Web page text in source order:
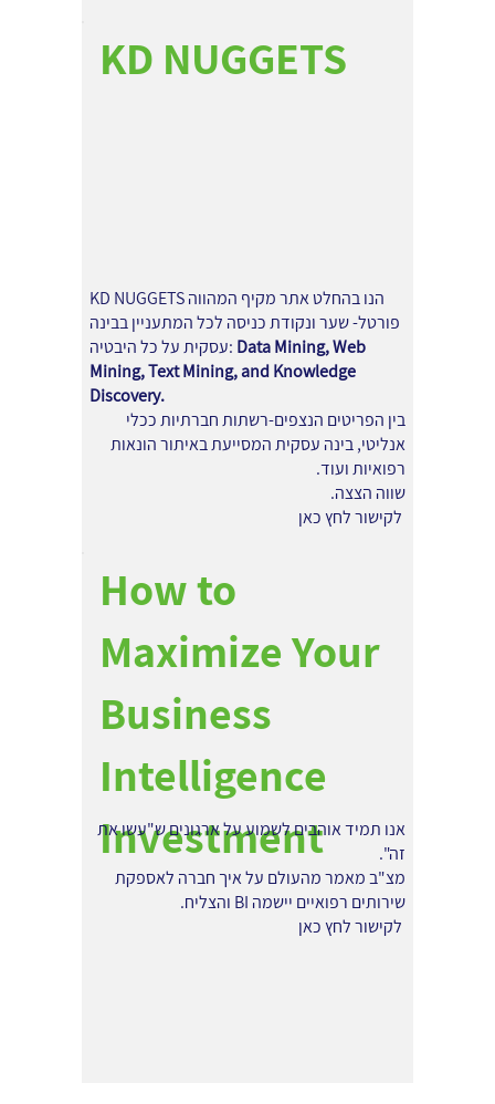
KD NUGGETS
KD NUGGETS הנו בהחלט אתר מקיף המהווה
פורטל- שער ונקודת כניסה לכל המתעניין בבינה
עסקית על כל היבטיה: Data Mining, Web
Mining, Text Mining, and Knowledge
Discovery.
בין הפריטים הנצפים-רשתות חברתיות ככלי
אנליטי, בינה עסקית המסייעת באיתור הונאות
רפואיות ועוד.
שווה הצצה.
לקישור לחץ כאן
How to
Maximize Your
Business
Intelligence
Investment
אנו תמיד אוהבים לשמוע על ארגונים ש"עשו את
זה".
מצ"ב מאמר מהעולם על איך חברה לאספקת
שירותים רפואיים יישמה BI והצליח.
לקישור לחץ כאן